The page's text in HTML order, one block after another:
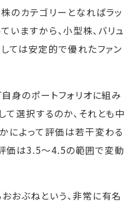
のカテゴリーとなればラッ
いますから、小型株、バリュ
ては安定的で優れたファン
身のポートフォリオに組み
て選択するのか、それとも中
によって評価は若干変わる
価は3.5～4.5の範囲で変動
おぶねという、非常に有名